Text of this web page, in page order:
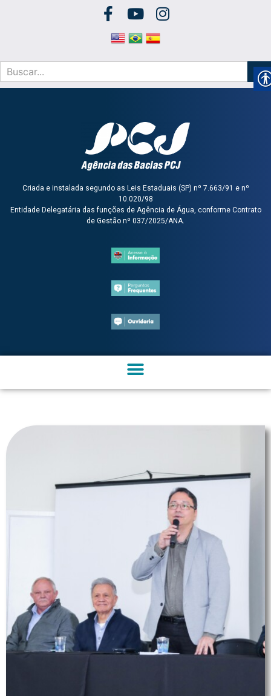
Criada e instalada segundo as Leis Estaduais (SP) nº 7.663/91 e nº
10.020/98
Entidade Delegatária das funções de Agência de Água, conforme Contrato
de Gestão nº 037/2025/ANA.